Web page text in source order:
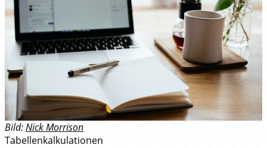
Bild:Nick Morrison
Tabellenkalkulationen